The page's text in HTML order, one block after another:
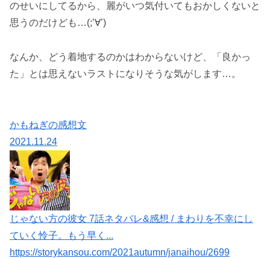
のせいにしてるから、麗がいつ気付いてもおかしくないと
思うのだけども…(;’∀’)
なんか、どう着地するのかはわからないけど、「良かっ
た」とは思えないラストになりそうな気がします…。
かもねぎの感想文
2021.11.24
じゃない方の彼女 7話ネタバレ&感想 / まわりを不幸にし
ていく怜子。もう早く...
https://storykansou.com/2021autumn/janaihou/2699